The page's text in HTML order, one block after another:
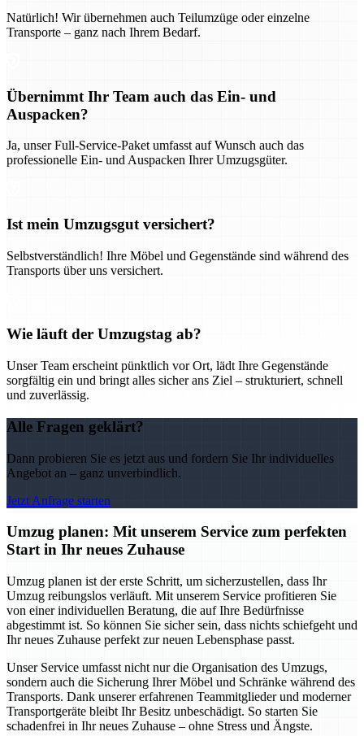
Natürlich! Wir übernehmen auch Teilumzüge oder einzelne
Transporte – ganz nach Ihrem Bedarf.
Übernimmt Ihr Team auch das Ein- und
Auspacken?
Ja, unser Full-Service-Paket umfasst auf Wunsch auch das
professionelle Ein- und Auspacken Ihrer Umzugsgüter.
Ist mein Umzugsgut versichert?
Selbstverständlich! Ihre Möbel und Gegenstände sind während des
Transports über uns versichert.
Wie läuft der Umzugstag ab?
Unser Team erscheint pünktlich vor Ort, lädt Ihre Gegenstände
sorgfältig ein und bringt alles sicher ans Ziel – strukturiert, schnell
und zuverlässig.
Alle Fragen geklärt?
Dann probieren Sie es jetzt aus und fordern Sie Ihr individuelles
Angebot an – ganz unverbindlich.
Jetzt Anfrage starten
Umzug planen: Mit unserem Service zum perfekten
Start in Ihr neues Zuhause
Umzug planen ist der erste Schritt, um sicherzustellen, dass Ihr
Umzug reibungslos verläuft. Mit unserem Service profitieren Sie
von einer individuellen Beratung, die auf Ihre Bedürfnisse
abgestimmt ist. So können Sie sicher sein, dass nichts schiefgeht und
Ihr neues Zuhause perfekt zur neuen Lebensphase passt.
Unser Service umfasst nicht nur die Organisation des Umzugs,
sondern auch die Sicherung Ihrer Möbel und Schränke während des
Transports. Dank unserer erfahrenen Teammitglieder und moderner
Transportgeräte bleibt Ihr Besitz unbeschädigt. So starten Sie
schadenfrei in Ihr neues Zuhause – ohne Stress und Ängste.